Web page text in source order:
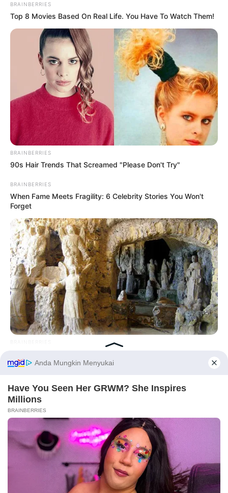
LIHAT ARTIKEL LAINNYA
15 Aplikasi Penghasil
Uang, Cuma Modal
Android Gratis, Bisa Main
14 Cara Hapus
Background Foto atau
Gambar, Mudah dan
Praktis
19 Situs dan Aplikasi
Download Lagu, Bisa
Dengar Musik Offline
MusicallyDown:
Download Video dan
Watermark
BRAINBERRIES
Top 8 Movies Based On Real Life. You Have To Watch Them!
BRAINBERRIES
90s Hair Trends That Screamed "Please Don't Try"
BRAINBERRIES
When Fame Meets Fragility: 6 Celebrity Stories You Won't
Forget
Before You Go